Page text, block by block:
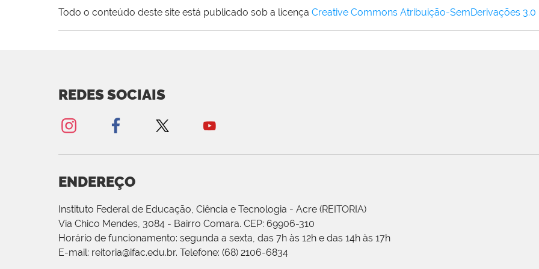
Todo o conteúdo deste site está publicado sob a licença Creative Commons Atribuição-SemDerivações
REDES SOCIAIS
ENDEREÇO
Instituto Federal de Educação, Ciência e Tecnologia - Acre (REITORIA)
Via Chico Mendes, 3084 - Bairro Comara. CEP: 69906-310
Horário de funcionamento: segunda a sexta, das 7h às 12h e das 14h às 17h
E-mail: reitoria@ifac.edu.br. Telefone: (68) 2106-6834